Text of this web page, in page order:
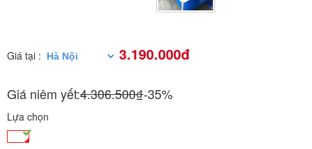
Giá tại : 3.190.000đ
Giá niêm yết:4.306.500₫-35%
Lựa chọn